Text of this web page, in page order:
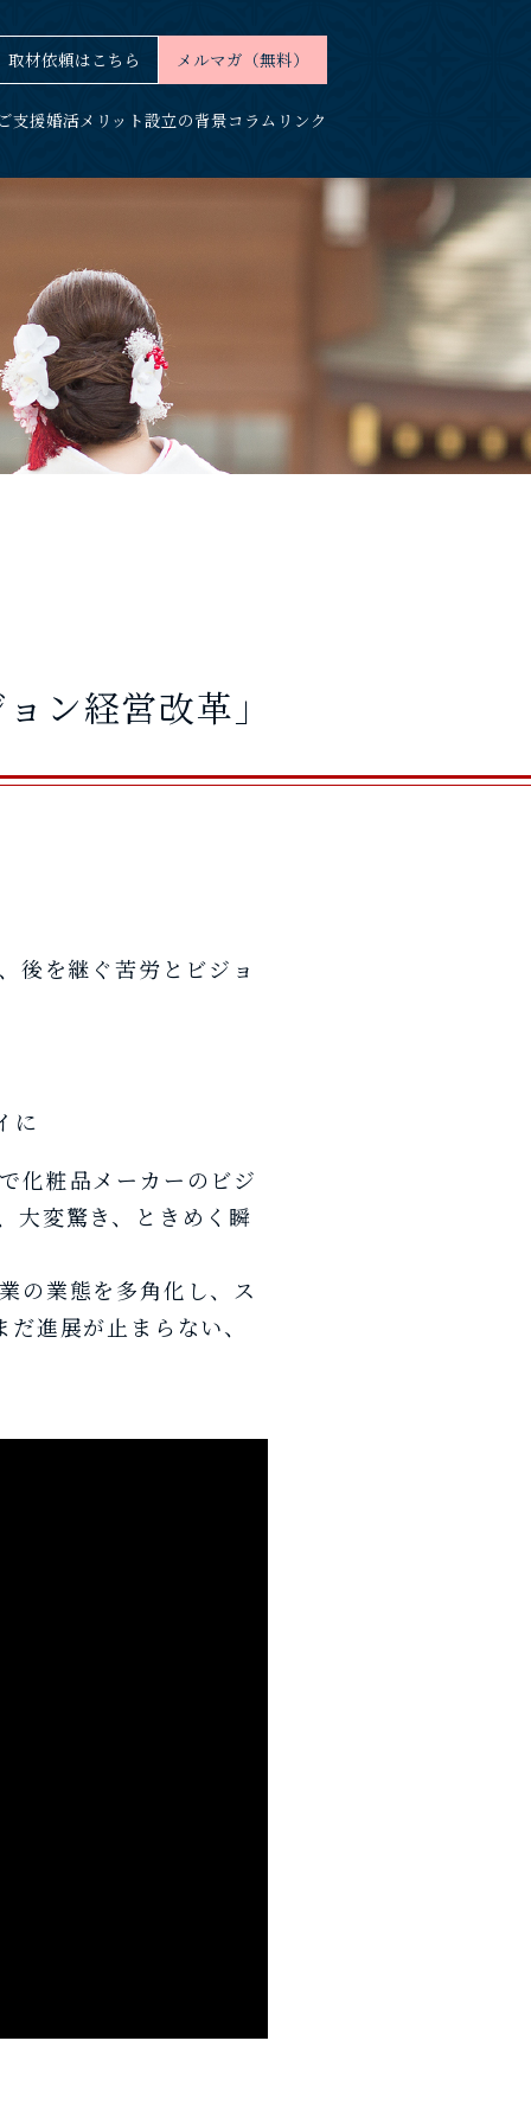
支援婚活メリット設立の背景コラム リンク
取材依頼はこちら メルマガ（無料）
ン経営改革」
後を継ぐ苦労とビジョ
に
化粧品メーカーのビジ
大変驚き、ときめく瞬
の業態を多角化し、ス
進展が止まらない、